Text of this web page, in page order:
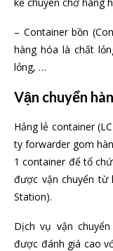
– Container bồn
hàng hóa là chất
lỏng, …
Vận chuyển
Hảng lẻ container
ty forwarder gom
1 container để tổ
được vận chuyển từ
Station).
Dịch vụ vận
được đánh giá cao